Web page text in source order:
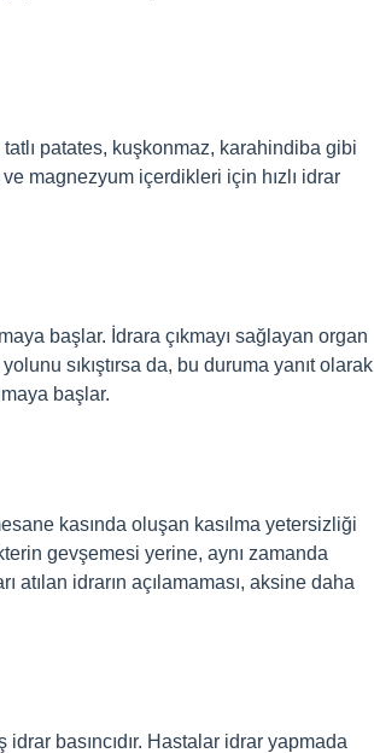
patates, kuşkonmaz, karahindiba gibi
magnezyum içerdikleri için hızlı idrar
başlar. İdrara çıkmayı sağlayan organ
sıkıştırsa da, bu duruma yanıt olarak
başlar.
kasında oluşan kasılma yetersizliği
gevşemesi yerine, aynı zamanda
atılan idrarın açılamaması, aksine daha
idrar basıncıdır. Hastalar idrar yapmada